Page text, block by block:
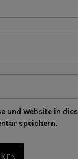
und Website in
speichern.